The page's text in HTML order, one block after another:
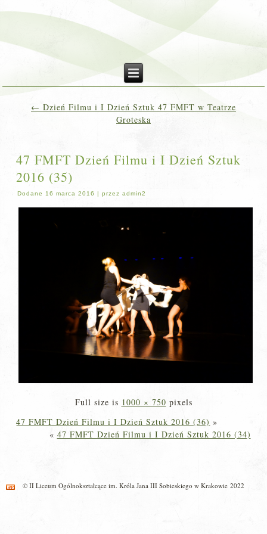
← Dzień Filmu i I Dzień Sztuk 47 FMFT w Teatrze
Groteska
47 FMFT Dzień Filmu i I Dzień Sztuk
2016 (35)
Dodane 16 marca 2016 |przez admin2
Full size is 1000 × 750 pixels
47 FMFT Dzień Filmu i I Dzień Sztuk 2016 (36) »
« 47 FMFT Dzień Filmu i I Dzień Sztuk 2016 (34)
© II Liceum Ogólnokształcące im. Króla Jana III Sobieskiego w Krakowie 2022